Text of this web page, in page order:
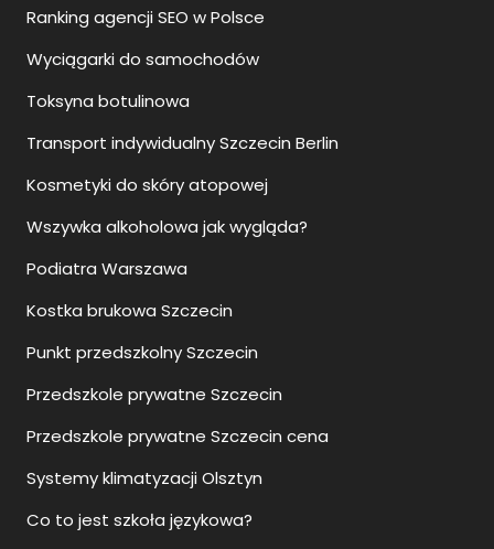
Ranking agencji SEO w Polsce
Wyciągarki do samochodów
Toksyna botulinowa
Transport indywidualny Szczecin Berlin
Kosmetyki do skóry atopowej
Wszywka alkoholowa jak wygląda?
Podiatra Warszawa
Kostka brukowa Szczecin
Punkt przedszkolny Szczecin
Przedszkole prywatne Szczecin
Przedszkole prywatne Szczecin cena
Systemy klimatyzacji Olsztyn
Co to jest szkoła językowa?